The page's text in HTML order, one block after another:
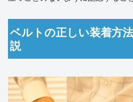
ベルトの正しい装着方
説